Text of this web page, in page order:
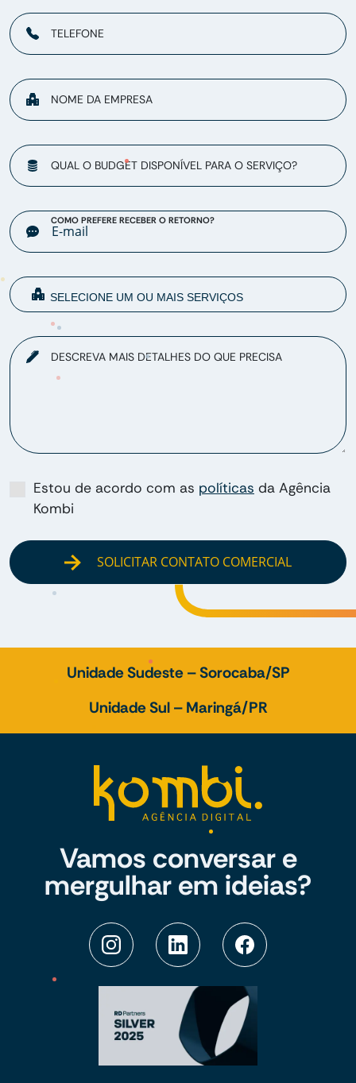
TELEFONE
NOME DA EMPRESA
QUAL O BUDGET DISPONÍVEL PARA O SERVIÇO?
COMO PREFERE RECEBER O RETORNO?
DESCREVA MAIS DETALHES DO QUE PRECISA
Estou de acordo com as políticas da Agência
Kombi
SOLICITAR CONTATO COMERCIAL
Unidade Sudeste – Sorocaba/SP
Unidade Sul – Maringá/PR
Vamos conversar e
mergulhar em ideias?